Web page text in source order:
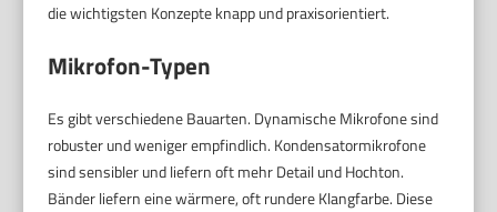
die wichtigsten Konzepte knapp und praxisorientiert.
Mikrofon-Typen
Es gibt verschiedene Bauarten. Dynamische Mikrofone sind
robuster und weniger empfindlich. Kondensatormikrofone
sind sensibler und liefern oft mehr Detail und Hochton.
Bänder liefern eine wärmere, oft rundere Klangfarbe. Diese